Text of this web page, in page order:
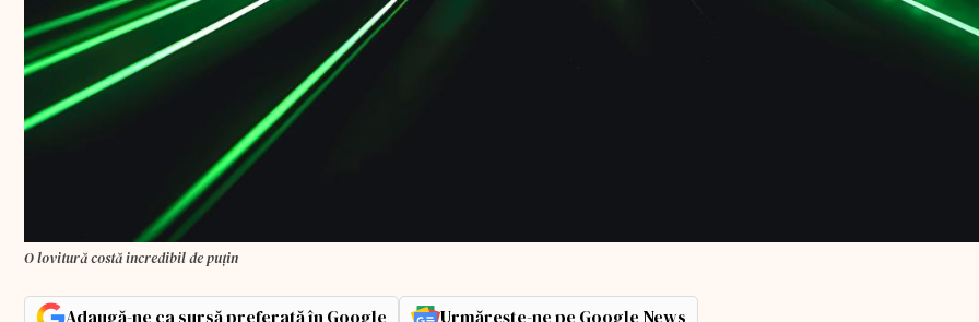
O lovitură costă incredibil de puțin
Adaugă-ne ca sursă preferată în Google Urmărește-ne pe Google News